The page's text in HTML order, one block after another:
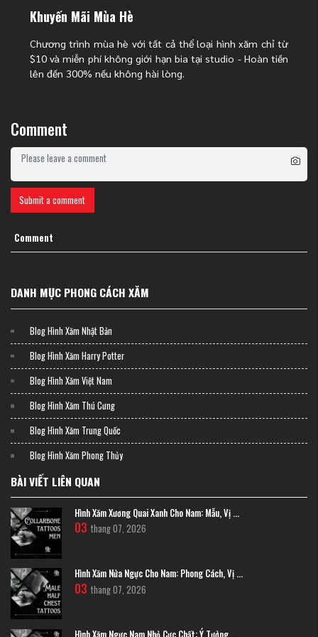
Xăm chính giữa xương ức
thường mang tính đối xứng cao hoặc là những biểu tượng nhỏ gọn nhưng
đầy quyền lực.
Khuyến Mãi Mùa Hè
Chương trình mùa hè với tất cả thể loại hình xăm chỉ từ
$10 và miễn phí không giới hạn bia tại studio - Hoàn tiền
lên đến 300% nếu không hài lòng.
Comment
Submit a comment
Comment
DANH MỤC PHONG CÁCH XĂM
Blog Hình Xăm Nhật Bản
Blog Hình Xăm Harry Potter
Blog Hình Xăm Việt Nam
Blog Hình Xăm Thú Cưng
Blog Hình Xăm Trung Quốc
Blog Hình Xăm Phong Thủy
BÀI VIẾT LIÊN QUAN
Hình Xăm Xương Quai Xanh Cho Nam: Mẫu, Vị ...
03 thang 07, 2026
Hình Xăm Nửa Ngực Cho Nam: Phong Cách, Vị ...
03 thang 07, 2026
Hình Xăm Ngực Nam Nhỏ Cực Chất: Ý Tưởng ...